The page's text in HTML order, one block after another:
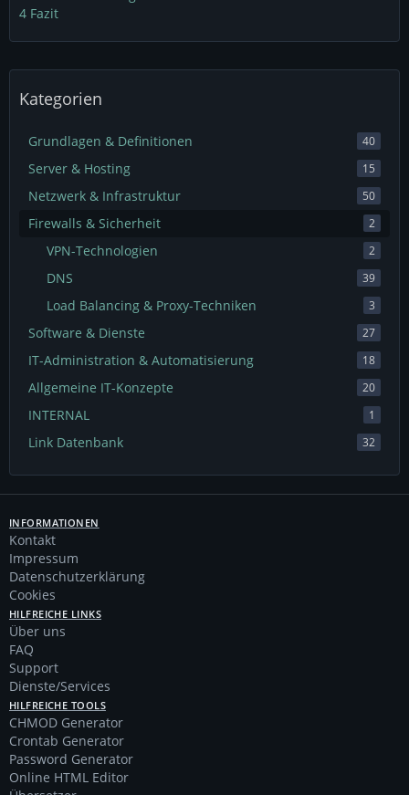
4 Fazit
Kategorien
Grundlagen & Definitionen 40
Server & Hosting 15
Netzwerk & Infrastruktur 50
Firewalls & Sicherheit 2
VPN-Technologien 2
DNS 39
Load Balancing & Proxy-Techniken 3
Software & Dienste 27
IT-Administration & Automatisierung 18
Allgemeine IT-Konzepte 20
INTERNAL 1
Link Datenbank 32
INFORMATIONEN
Kontakt
Impressum
Datenschutzerklärung
Cookies
HILFREICHE LINKS
Über uns
FAQ
Support
Dienste/Services
HILFREICHE TOOLS
CHMOD Generator
Crontab Generator
Password Generator
Online HTML Editor